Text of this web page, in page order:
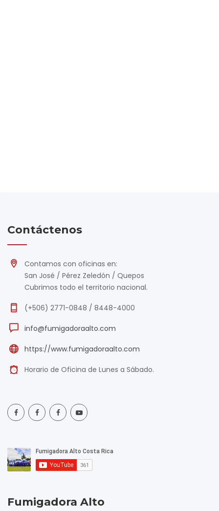
Contáctenos
Contamos con oficinas en:
San José / Pérez Zeledón / Quepos
Cubrimos todo el territorio nacional.
(+506) 2771-0848 / 8448-4000
info@fumigadoraalto.com
https://www.fumigadoraalto.com
Horario de Oficina de Lunes a Sábado.
Fumigadora Alto